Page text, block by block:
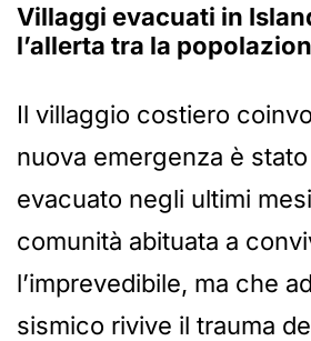
Villaggi evacuati in
l’allerta tra la
Il villaggio costiero
nuova emergenza è
evacuato negli ultimi
comunità abituata a
l’imprevedibile, ma che
sismico rivive il trauma